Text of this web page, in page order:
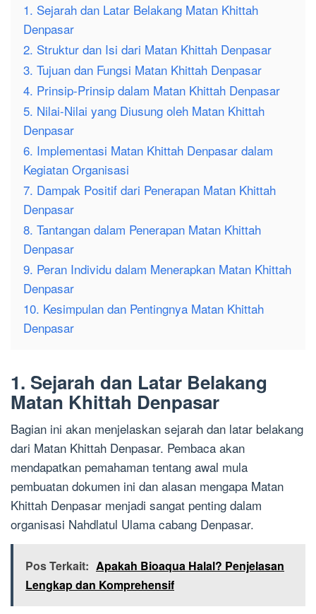
1. Sejarah dan Latar Belakang Matan Khittah
Denpasar
2. Struktur dan Isi dari Matan Khittah Denpasar
3. Tujuan dan Fungsi Matan Khittah Denpasar
4. Prinsip-Prinsip dalam Matan Khittah Denpasar
5. Nilai-Nilai yang Diusung oleh Matan Khittah
Denpasar
6. Implementasi Matan Khittah Denpasar dalam
Kegiatan Organisasi
7. Dampak Positif dari Penerapan Matan Khittah
Denpasar
8. Tantangan dalam Penerapan Matan Khittah
Denpasar
9. Peran Individu dalam Menerapkan Matan Khittah
Denpasar
10. Kesimpulan dan Pentingnya Matan Khittah
Denpasar
1. Sejarah dan Latar Belakang
Matan Khittah Denpasar
Bagian ini akan menjelaskan sejarah dan latar belakang
dari Matan Khittah Denpasar. Pembaca akan
mendapatkan pemahaman tentang awal mula
pembuatan dokumen ini dan alasan mengapa Matan
Khittah Denpasar menjadi sangat penting dalam
organisasi Nahdlatul Ulama cabang Denpasar.
Pos Terkait: Apakah Bioaqua Halal? Penjelasan
Lengkap dan Komprehensif